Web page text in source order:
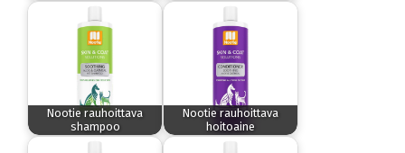
Nootie rauhoittava
shampoo
Nootie rauhoittava
hoitoaine